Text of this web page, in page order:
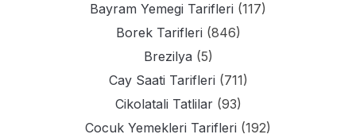
Bayram Yemegi Tarifleri (117)
Borek Tarifleri (846)
Brezilya (5)
Cay Saati Tarifleri (711)
Cikolatali Tatlilar(93)
Cocuk Yemekleri Tarifleri (192)